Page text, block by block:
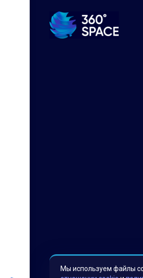
Мы используем файлы